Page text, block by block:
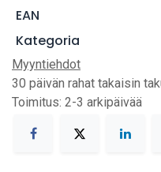
EAN
Kategoria
Myyntiehdot
30 päivän rahat takaisin
Toimitus: 2-3 arkipäivää